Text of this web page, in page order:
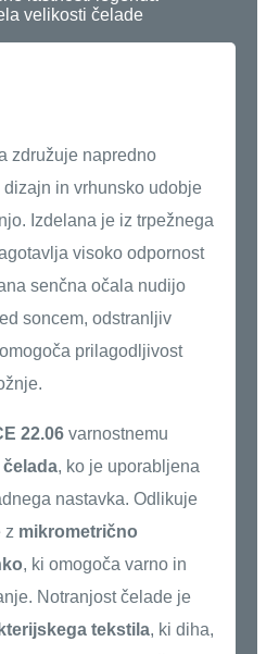
velikosti čelade
združuje napredno
in vrhunsko udobje
Izdelana je iz trpežnega
visoko odpornost
senčna očala nudijo
soncem, odstranljiv
prilagodljivost
22.06 varnostnemu
čelada, ko je uporabljena
nastavka. Odlikuje
z mikrometrično
, ki omogoča varno in
Notranjost čelade je
tekstila, ki diha,